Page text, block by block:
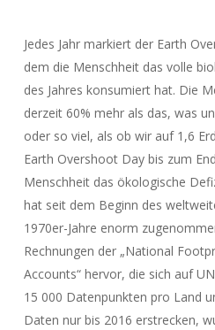
Jedes Jahr markiert der Earth
dem die Menschheit das volle
des Jahres konsumiert hat. Die
derzeit 60% mehr als das, was
oder so viel, als ob wir auf 1,6
Earth Overshoot Day bis zum
Menschheit das ökologische
hat seit dem Beginn des
1970er-Jahre enorm
Rechnungen der „National
Accounts“ hervor, die sich auf
15 000 Datenpunkten pro Land
Daten nur bis 2016 erstrecken,